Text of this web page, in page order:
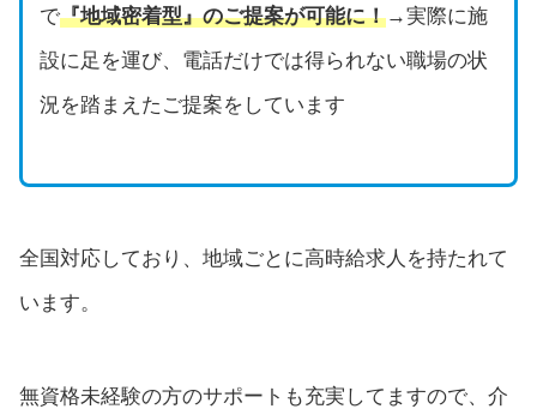
で『地域密着型』のご提案が可能に！→実際に施
設に足を運び、電話だけでは得られない職場の状
況を踏まえたご提案をしています
全国対応しており、地域ごとに高時給求人を持たれて
います。
無資格未経験の方のサポートも充実してますので、介